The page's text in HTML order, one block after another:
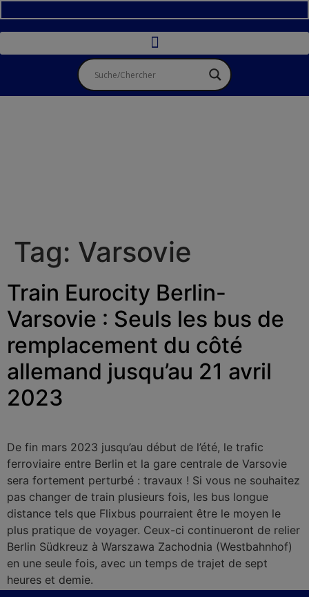
Tag: Varsovie
Train Eurocity Berlin-
Varsovie : Seuls les bus de
remplacement du côté
allemand jusqu’au 21 avril
2023
De fin mars 2023 jusqu’au début de l’été, le trafic
ferroviaire entre Berlin et la gare centrale de Varsovie
sera fortement perturbé : travaux ! Si vous ne souhaitez
pas changer de train plusieurs fois, les bus longue
distance tels que Flixbus pourraient être le moyen le
plus pratique de voyager. Ceux-ci continueront de relier
Berlin Südkreuz à Warszawa Zachodnia (Westbahnhof)
en une seule fois, avec un temps de trajet de sept
heures et demie.